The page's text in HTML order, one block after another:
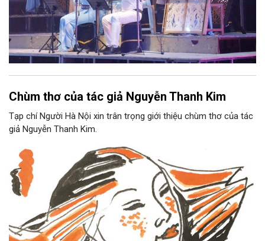
Chùm thơ của tác giả Nguyễn Thanh Kim
Tạp chí Người Hà Nội xin trân trọng giới thiệu chùm thơ của tác
giả Nguyễn Thanh Kim.